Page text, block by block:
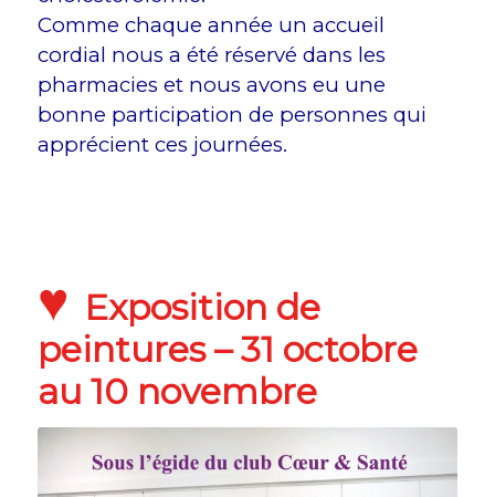
Comme chaque année un accueil
cordial nous a été réservé dans les
pharmacies et nous avons eu une
bonne participation de personnes qui
apprécient ces journées.
♥ Exposition de
peintures – 31 octobre
au 10 novembre